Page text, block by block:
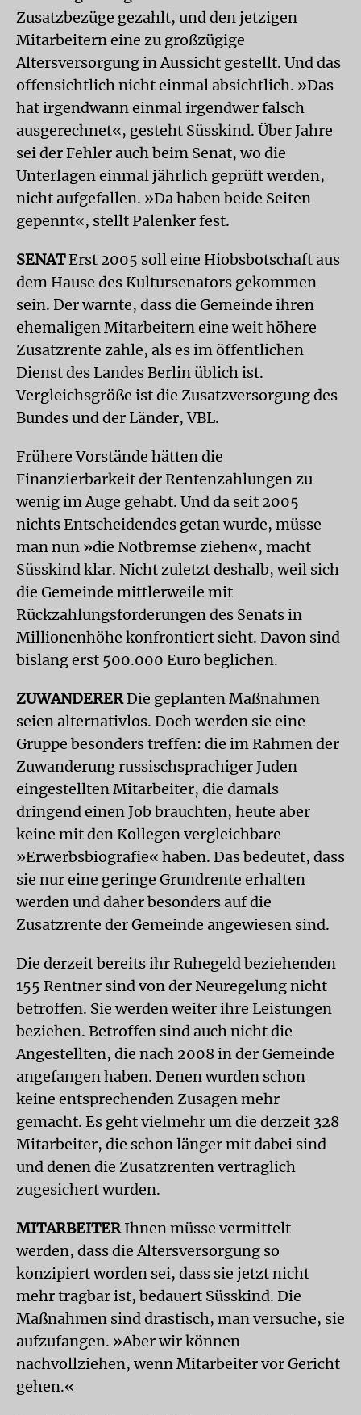
Zusatzbezüge gezahlt, und den jetzigen
Mitarbeitern eine zu großzügige
Altersversorgung in Aussicht gestellt. Und das
offensichtlich nicht einmal absichtlich. »Das
hat irgendwann einmal irgendwer falsch
ausgerechnet«, gesteht Süsskind. Über Jahre
sei der Fehler auch beim Senat, wo die
Unterlagen einmal jährlich geprüft werden,
nicht aufgefallen. »Da haben beide Seiten
gepennt«, stellt Palenker fest.
SENATErst 2005 soll eine Hiobsbotschaft aus
dem Hause des Kultursenators gekommen
sein. Der warnte, dass die Gemeinde ihren
ehemaligen Mitarbeitern eine weit höhere
Zusatzrente zahle, als es im öffentlichen
Dienst des Landes Berlin üblich ist.
Vergleichsgröße ist die Zusatzversorgung des
Bundes und der Länder, VBL.
Frühere Vorstände hätten die
Finanzierbarkeit der Rentenzahlungen zu
wenig im Auge gehabt. Und da seit 2005
nichts Entscheidendes getan wurde, müsse
man nun »die Notbremse ziehen«, macht
Süsskind klar. Nicht zuletzt deshalb, weil sich
die Gemeinde mittlerweile mit
Rückzahlungsforderungen des Senats in
Millionenhöhe konfrontiert sieht. Davon sind
bislang erst 500.000 Euro beglichen.
ZUWANDERERDie geplanten Maßnahmen
seien alternativlos. Doch werden sie eine
Gruppe besonders treffen: die im Rahmen der
Zuwanderung russischsprachiger Juden
eingestellten Mitarbeiter, die damals
dringend einen Job brauchten, heute aber
keine mit den Kollegen vergleichbare
»Erwerbsbiografie« haben. Das bedeutet, dass
sie nur eine geringe Grundrente erhalten
werden und daher besonders auf die
Zusatzrente der Gemeinde angewiesen sind.
Die derzeit bereits ihr Ruhegeld beziehenden
155 Rentner sind von der Neuregelung nicht
betroffen. Sie werden weiter ihre Leistungen
beziehen. Betroffen sind auch nicht die
Angestellten, die nach 2008 in der Gemeinde
angefangen haben. Denen wurden schon
keine entsprechenden Zusagen mehr
gemacht. Es geht vielmehr um die derzeit 328
Mitarbeiter, die schon länger mit dabei sind
und denen die Zusatzrenten vertraglich
zugesichert wurden.
MITARBEITERIhnen müsse vermittelt
werden, dass die Altersversorgung so
konzipiert worden sei, dass sie jetzt nicht
mehr tragbar ist, bedauert Süsskind. Die
Maßnahmen sind drastisch, man versuche, sie
aufzufangen. »Aber wir können
nachvollziehen, wenn Mitarbeiter vor Gericht
gehen.«